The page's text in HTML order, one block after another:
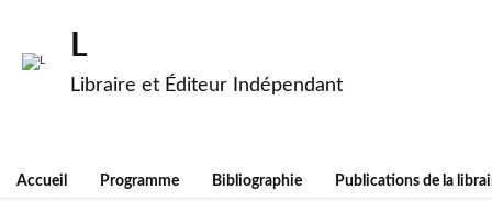
L
Libraire et Éditeur Indépendant
Accueil Programme Bibliographie Publications de la